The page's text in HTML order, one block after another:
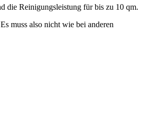
die Reinigungsleistung für bis zu 10 qm.
muss also nicht wie bei anderen